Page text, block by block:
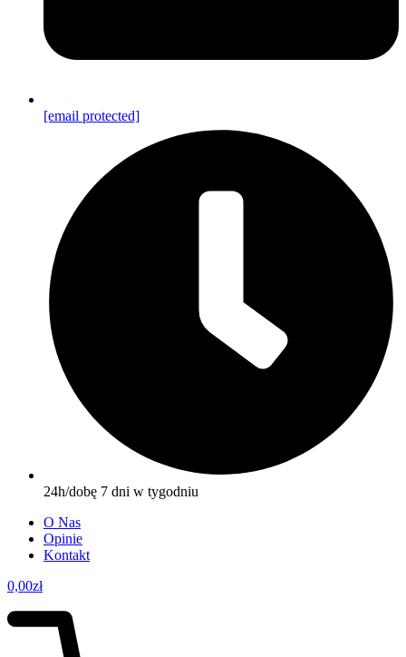
[email protected]
24h/dobę 7 dni w tygodniu
O Nas
Opinie
Kontakt
0,00zł